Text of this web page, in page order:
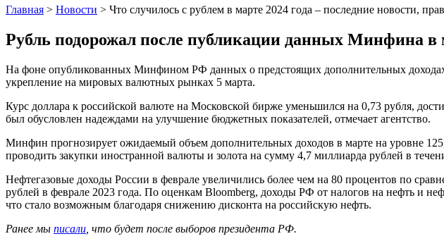
Главная > Новости > Что случилось с рублем в марте 2024 года – последние новости,
Рубль подорожал после публикации данных Минфина в
На фоне опубликованных Минфином РФ данных о предстоящих дополнительных
укрепление на мировых валютных рынках 5 марта.
Курс доллара к российской валюте на Московской бирже уменьшился на 0,73 рубля,
был обусловлен надеждами на улучшение бюджетных показателей, отмечает агентство.
Минфин прогнозирует ожидаемый объем дополнительных доходов в марте на уровне
проводить закупки иностранной валюты и золота на сумму 4,7 миллиарда рублей в
Нефтегазовые доходы России в феврале увеличились более чем на 80 процентов по
рублей в феврале 2023 года. По оценкам Bloomberg, доходы РФ от налогов на нефть и
что стало возможным благодаря снижению дисконта на российскую нефть.
Ранее мы писали , что будет после выборов президента РФ.